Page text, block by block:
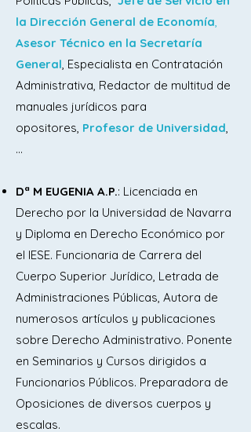
accesorios para el traslado de los
Tema 4. Carga, descarga, transporte,
empaquetado y ordenación de
materiales: elementos mecánicos
Tema 5. Servicio de lavandería.
Selección de ropa sucia: clasificación
de los diferentes tipos de ropa, previa
al proceso de lavado. Simbología del
etiquetado de las prendas. Métodos y
técnicas de lavado. Conocimiento y uso
de productos específicos para el
lavado, desinfección y cuidado de la
ropa. Operaciones de secado de la
ropa. Selección de ropa limpia. Marcaje
de ropa. Planchado: temperatura para
los distintos tejidos. Planchado manual.
la Dirección General de Economía,
Asesor Técnico en la Secretaría
General, Especialista en Contratación
Administrativa, Redactor de multitud de
manuales jurídicos para
opositores, Profesor de Universidad,
...​​
Dª M EUGENIA A.P.: Licenciada en
Derecho por la Universidad de Navarra
y Diploma en Derecho Económico por
el IESE. Funcionaria de Carrera del
Cuerpo Superior Jurídico, Letrada de
Administraciones Públicas, Autora de
numerosos artículos y publicaciones
sobre Derecho Administrativo. Ponente
en Seminarios y Cursos dirigidos a
Funcionarios Públicos. Preparadora de
Oposiciones de diversos cuerpos y
escalas.